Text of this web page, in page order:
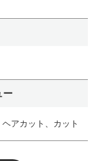
ー
アカット、カット